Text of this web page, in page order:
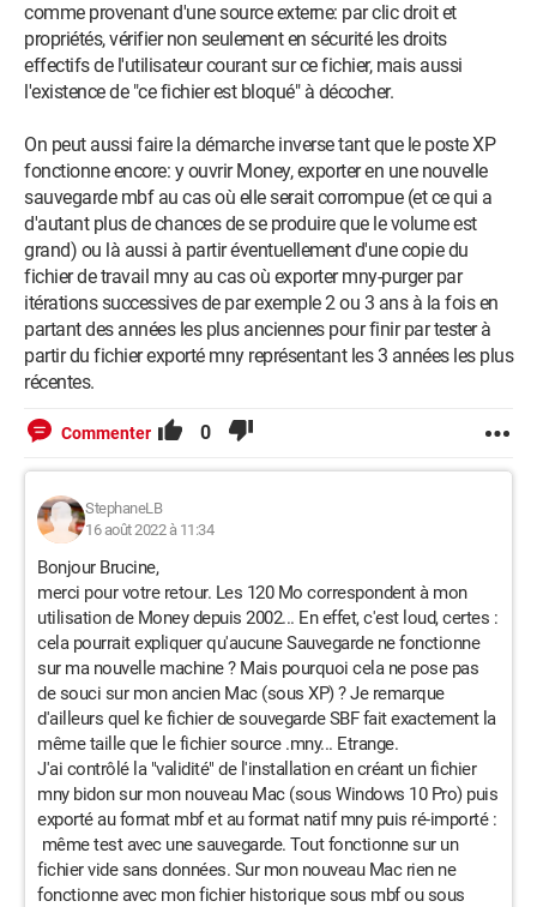
comme provenant d'une source externe: par clic droit et
propriétés, vérifier non seulement en sécurité les droits
effectifs de l'utilisateur courant sur ce fichier, mais aussi
l'existence de "ce fichier est bloqué" à décocher.
On peut aussi faire la démarche inverse tant que le poste XP
fonctionne encore: y ouvrir Money, exporter en une nouvelle
sauvegarde mbf au cas où elle serait corrompue (et ce qui a
d'autant plus de chances de se produire que le volume est
grand) ou là aussi à partir éventuellement d'une copie du
fichier de travail mny au cas où exporter mny-purger par
itérations successives de par exemple 2 ou 3 ans à la fois en
partant des années les plus anciennes pour finir par tester à
partir du fichier exporté mny représentant les 3 années les plus
récentes.
Commenter 0
StephaneLB
16 août 2022 à 11:34
Bonjour Brucine,
merci pour votre retour. Les 120 Mo correspondent à mon
utilisation de Money depuis 2002... En effet, c'est loud, certes :
cela pourrait expliquer qu'aucune Sauvegarde ne fonctionne
sur ma nouvelle machine ? Mais pourquoi cela ne pose pas
de souci sur mon ancien Mac (sous XP) ? Je remarque
d'ailleurs quel ke fichier de souvegarde SBF fait exactement la
même taille que le fichier source .mny... Etrange.
J'ai contrôlé la "validité" de l'installation en créant un fichier
mny bidon sur mon nouveau Mac (sous Windows 10 Pro) puis
exporté au format mbf et au format natif mny puis ré-importé :
même test avec une sauvegarde. Tout fonctionne sur un
fichier vide sans données. Sur mon nouveau Mac rien ne
fonctionne avec mon fichier historique sous mbf ou sous